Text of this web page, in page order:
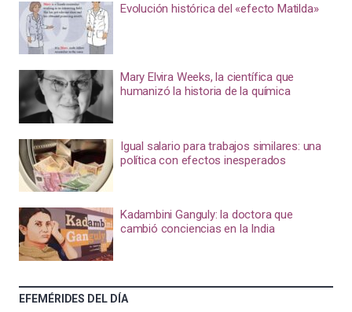
Evolución histórica del «efecto Matilda»
Mary Elvira Weeks, la científica que
humanizó la historia de la química
Igual salario para trabajos similares: una
política con efectos inesperados
Kadambini Ganguly: la doctora que
cambió conciencias en la India
EFEMÉRIDES DEL DÍA